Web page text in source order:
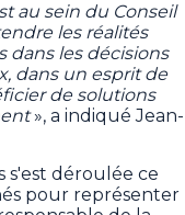
au sein du Conseil
les réalités
dans les décisions
dans un esprit de
de solutions
», a indiqué Jean-
s'est déroulée ce
pour représenter